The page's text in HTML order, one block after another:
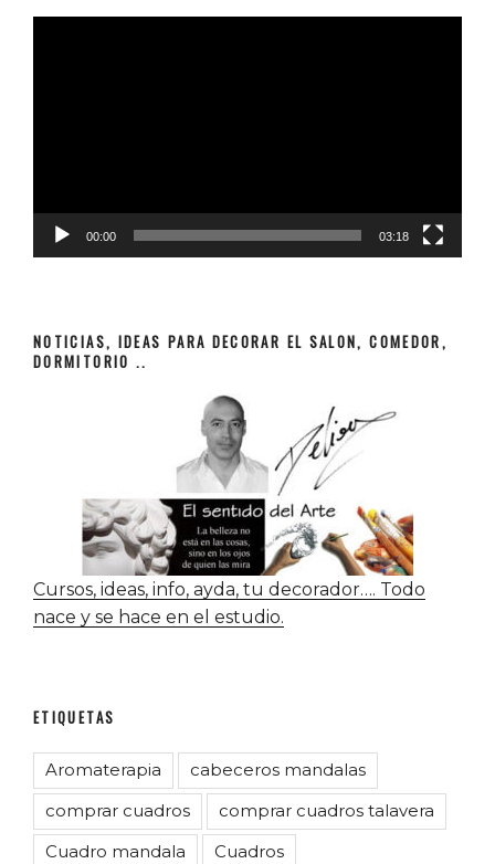
00:00 03:18
NOTICIAS, IDEAS PARA DECORAR EL SALON, COMEDOR,
DORMITORIO ..
Cursos, ideas, info, ayda, tu decorador…. Todo
nace y se hace en el estudio.
ETIQUETAS
Aromaterapia
cabeceros mandalas
comprar cuadros
comprar cuadros talavera
Cuadro mandala
Cuadros